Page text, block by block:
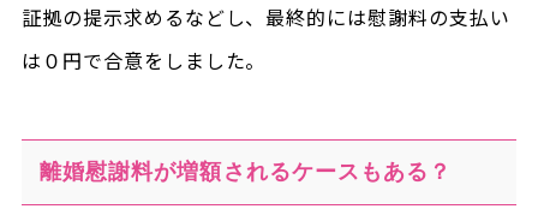
証拠の提示求めるなどし、最終的には慰謝料の支払い
は０円で合意をしました。
離婚慰謝料が増額されるケースもある？